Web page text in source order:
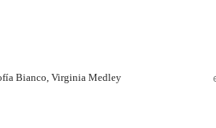
Bianco, Virginia Medley